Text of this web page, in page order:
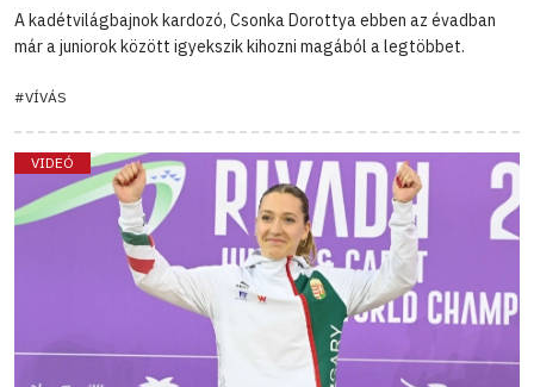
A kadétvilágbajnok kardozó, Csonka Dorottya ebben az évadban
már a juniorok között igyekszik kihozni magából a legtöbbet.
#VÍVÁS
VIDEÓ